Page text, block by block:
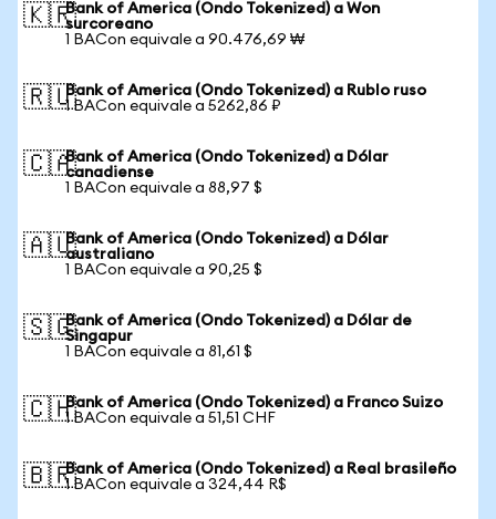
🇰🇷Bank of America (Ondo Tokenized) a Won
surcoreano
1 BACon equivale a 90.476,69 ₩
🇷🇺Bank of America (Ondo Tokenized) a Rublo ruso
1 BACon equivale a 5262,86 ₽
🇨🇦Bank of America (Ondo Tokenized) a Dólar
canadiense
1 BACon equivale a 88,97 $
🇦🇺Bank of America (Ondo Tokenized) a Dólar
australiano
1 BACon equivale a 90,25 $
🇸🇬Bank of America (Ondo Tokenized) a Dólar de
Singapur
1 BACon equivale a 81,61 $
🇨🇭Bank of America (Ondo Tokenized) a Franco Suizo
1 BACon equivale a 51,51 CHF
🇧🇷Bank of America (Ondo Tokenized) a Real brasileño
1 BACon equivale a 324,44 R$